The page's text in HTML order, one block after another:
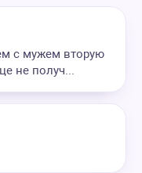
с мужем вторую
не получ...